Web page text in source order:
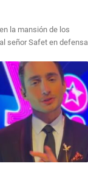
la mansión de los
señor Safet en defensa